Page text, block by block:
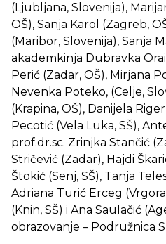
(Ljubljana, Slovenija),
OŠ), Sanja Karol (Zagreb,
(Maribor, Slovenija), Sanja
akademkinja Dubravka
Perić (Zadar, OŠ), Mirjana
Nevenka Poteko, (Celje,
(Krapina, OŠ), Danijela
Pecotić (Vela Luka, SŠ),
prof.dr.sc. Zrinjka Stančić
Stričević (Zadar), Hajdi
Štokić (Senj, SŠ), Tanja
Adriana Turić Erceg
(Knin, SŠ) i Ana Saulačić
obrazovanje – Podružnica